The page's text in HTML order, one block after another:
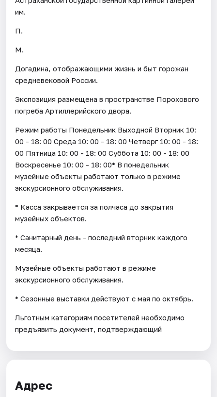
им.
П.
М.
Догадина, отображающими жизнь и быт горожан
средневековой России.
Экспозиция размещена в пространстве Порохового
погреба Артиллерийского двора.
Режим работы Понедельник Выходной Вторник 10:
00 - 18: 00 Среда 10: 00 - 18: 00 Четверг 10: 00 - 18:
00 Пятница 10: 00 - 18: 00 Суббота 10: 00 - 18: 00
Воскресенье 10: 00 - 18: 00* В понедельник
музейные объекты работают только в режиме
экскурсионного обслуживания.
* Касса закрывается за полчаса до закрытия
музейных объектов.
* Санитарный день - последний вторник каждого
месяца.
Музейные объекты работают в режиме
экскурсионного обслуживания.
* Cезонные выставки действуют с мая по октябрь.
Льготным категориям посетителей необходимо
предъявить документ, подтверждающий
Адрес